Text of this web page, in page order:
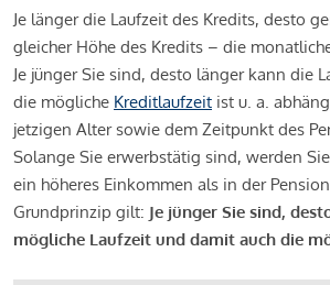
Je länger die Laufzeit des Kredits, desto
gleicher Höhe des Kredits – die
Je jünger Sie sind, desto länger kann die
die mögliche Kreditlaufzeit ist u. a.
jetzigen Alter sowie dem Zeitpunkt des
Solange Sie erwerbstätig sind, werden
ein höheres Einkommen als in der
Grundprinzip gilt: Je jünger Sie sind,
mögliche Laufzeit und damit auch die